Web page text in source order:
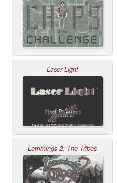
Laser Light
Lemmings 2: The Tribes